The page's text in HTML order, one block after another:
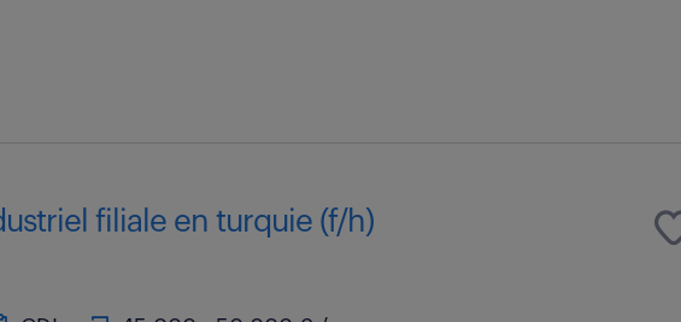
filiale en turquie (f/h)